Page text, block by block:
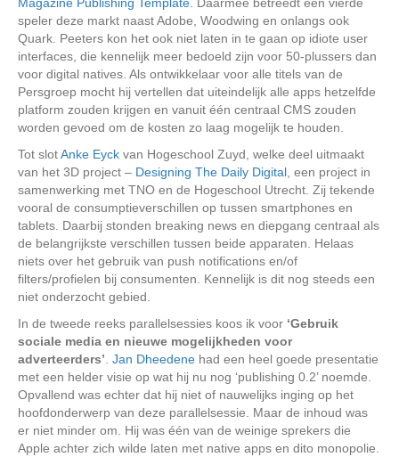
speler deze markt naast Adobe, Woodwing en onlangs ook
Quark. Peeters kon het ook niet laten in te gaan op idiote user
interfaces, die kennelijk meer bedoeld zijn voor 50-plussers dan
voor digital natives. Als ontwikkelaar voor alle titels van de
Persgroep mocht hij vertellen dat uiteindelijk alle apps hetzelfde
platform zouden krijgen en vanuit één centraal CMS zouden
worden gevoed om de kosten zo laag mogelijk te houden.
Tot slotAnke Eyck van Hogeschool Zuyd, welke deel uitmaakt
van het 3D project – Designing The Daily Digital , een project in
samenwerking met TNO en de Hogeschool Utrecht. Zij tekende
vooral de consumptieverschillen op tussen smartphones en
tablets. Daarbij stonden breaking news en diepgang centraal als
de belangrijkste verschillen tussen beide apparaten. Helaas
niets over het gebruik van push notifications en/of
filters/profielen bij consumenten. Kennelijk is dit nog steeds een
niet onderzocht gebied.
In de tweede reeks parallelsessies koos ik voor ‘Gebruik
sociale media en nieuwe mogelijkheden voor
adverteerders’ Jan Dheedene had een heel goede presentatie
met een helder visie op wat hij nu nog ‘publishing 0.2’ noemde.
Opvallend was echter dat hij niet of nauwelijks inging op het
hoofdonderwerp van deze parallelsessie. Maar de inhoud was
er niet minder om. Hij was één van de weinige sprekers die
Apple achter zich wilde laten met native apps en dito monopolie.